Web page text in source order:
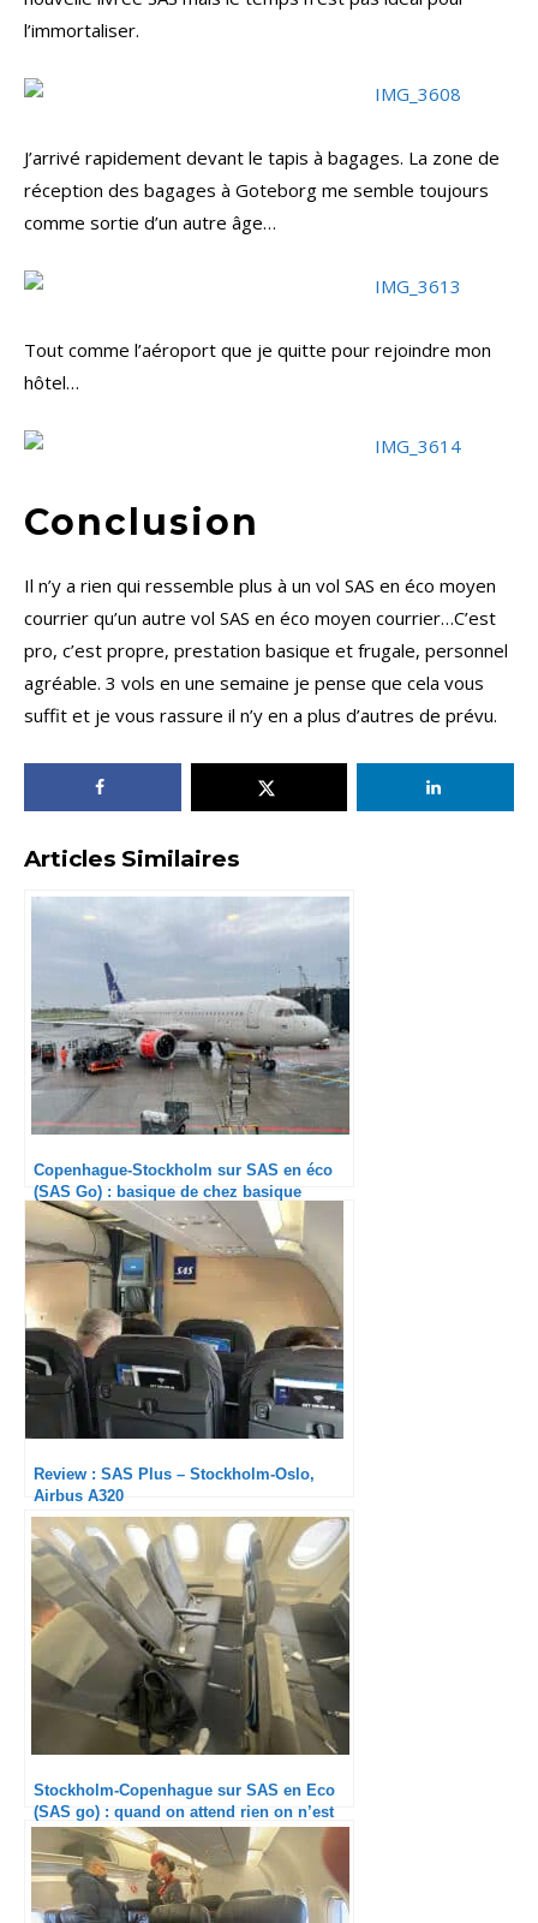
l’immortaliser.
J’arrivé rapidement devant le tapis à bagages. La zone de
réception des bagages à Goteborg me semble toujours
comme sortie d’un autre âge…
Tout comme l’aéroport que je quitte pour rejoindre mon
hôtel…
Conclusion
Il n’y a rien qui ressemble plus à un vol SAS en éco moyen
courrier qu’un autre vol SAS en éco moyen courrier…C’est
pro, c’est propre, prestation basique et frugale, personnel
agréable. 3 vols en une semaine je pense que cela vous
suffit et je vous rassure il n’y en a plus d’autres de prévu.
Articles Similaires
Copenhague-Stockholm sur SAS en éco
(SAS Go) : basique de chez basique
Review : SAS Plus – Stockholm-Oslo,
Airbus A320
Stockholm-Copenhague sur SAS en Eco
(SAS go) : quand on attend rien on n’est
pas déçu !